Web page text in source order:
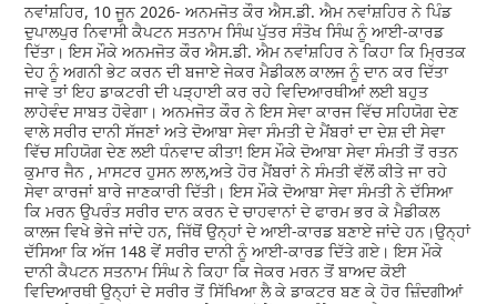
ਨਵਾਂਸ਼ਹਿਰ, 10 ਜੂਨ 2026- ਅਨਮਜੋਤ ਕੌਰ ਐਸ.ਡੀ. ਐਮ ਨਵਾਂਸ਼ਹਿਰ ਨੇ ਪਿੰਡ
ਦੁਪਾਲਪੁਰ ਨਿਵਾਸੀ ਕੈਪਟਨ ਸਤਨਾਮ ਸਿੰਘ ਪੁੱਤਰ ਸੰਤੋਖ ਸਿੰਘ ਨੂੰ ਆਈ-ਕਾਰਡ
ਦਿੱਤਾ। ਇਸ ਮੌਕੇ ਅਨਮਜੋਤ ਕੌਰ ਐਸ.ਡੀ. ਐਮ ਨਵਾਂਸ਼ਹਿਰ ਨੇ ਕਿਹਾ ਕਿ ਮ੍ਰਿਤਕ
ਦੇਹ ਨੂੰ ਅਗਨੀ ਭੇਟ ਕਰਨ ਦੀ ਬਜਾਏ ਜੇਕਰ ਮੈਡੀਕਲ ਕਾਲਜ ਨੂੰ ਦਾਨ ਕਰ ਦਿੱਤਾ
ਜਾਵੇ ਤਾਂ ਇਹ ਡਾਕਟਰੀ ਦੀ ਪੜ੍ਹਾਈ ਕਰ ਰਹੇ ਵਿਦਿਆਰਥੀਆਂ ਲਈ ਬਹੁਤ
ਲਾਹੇਵੰਦ ਸਾਬਤ ਹੋਵੇਗਾ। ਅਨਮਜੋਤ ਕੌਰ ਨੇ ਇਸ ਸੇਵਾ ਕਾਰਜ ਵਿੱਚ ਸਹਿਯੋਗ ਦੇਣ
ਵਾਲੇ ਸਰੀਰ ਦਾਨੀ ਸੱਜਣਾਂ ਅਤੇ ਦੋਆਬਾ ਸੇਵਾ ਸੰਮਤੀ ਦੇ ਮੈਂਬਰਾਂ ਦਾ ਦੇਸ਼ ਦੀ ਸੇਵਾ
ਵਿੱਚ ਸਹਿਯੋਗ ਦੇਣ ਲਈ ਧੰਨਵਾਦ ਕੀਤਾ! ਇਸ ਮੌਕੇ ਦੋਆਬਾ ਸੇਵਾ ਸੰਮਤੀ ਤੋਂ ਰਤਨ
ਕੁਮਾਰ ਜੈਨ , ਮਾਸਟਰ ਹੁਸਨ ਲਾਲ,ਅਤੇ ਹੋਰ ਮੈਂਬਰਾਂ ਨੇ ਸੰਮਤੀ ਵੱਲੋਂ ਕੀਤੇ ਜਾ ਰਹੇ
ਸੇਵਾ ਕਾਰਜਾਂ ਬਾਰੇ ਜਾਣਕਾਰੀ ਦਿੱਤੀ। ਇਸ ਮੌਕੇ ਦੋਆਬਾ ਸੇਵਾ ਸੰਮਤੀ ਨੇ ਦੱਸਿਆ
ਕਿ ਮਰਨ ਉਪਰੰਤ ਸਰੀਰ ਦਾਨ ਕਰਨ ਦੇ ਚਾਹਵਾਨਾਂ ਦੇ ਫਾਰਮ ਭਰ ਕੇ ਮੈਡੀਕਲ
ਕਾਲਜ ਵਿਖੇ ਭੇਜੇ ਜਾਂਦੇ ਹਨ, ਜਿੱਥੋਂ ਉਨ੍ਹਾਂ ਦੇ ਆਈ-ਕਾਰਡ ਬਣਾਏ ਜਾਂਦੇ ਹਨ।ਉਨ੍ਹਾਂ
ਦੱਸਿਆ ਕਿ ਅੱਜ 148 ਵੇਂ ਸਰੀਰ ਦਾਨੀ ਨੂੰ ਆਈ-ਕਾਰਡ ਦਿੱਤੇ ਗਏ। ਇਸ ਮੌਕੇ
ਦਾਨੀ ਕੈਪਟਨ ਸਤਨਾਮ ਸਿੰਘ ਨੇ ਕਿਹਾ ਕਿ ਜੇਕਰ ਮਰਨ ਤੋਂ ਬਾਅਦ ਕੋਈ
ਵਿਦਿਆਰਥੀ ਉਨ੍ਹਾਂ ਦੇ ਸਰੀਰ ਤੋਂ ਸਿੱਖਿਆ ਲੈ ਕੇ ਡਾਕਟਰ ਬਣ ਕੇ ਹੋਰ ਜ਼ਿੰਦਗੀਆਂ